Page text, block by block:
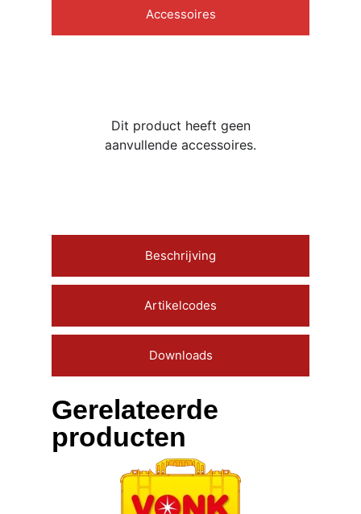
Accessoires
Beschrijving
Artikelcodes
Downloads
Dit product heeft geen
aanvullende accessoires.
Gerelateerde
producten